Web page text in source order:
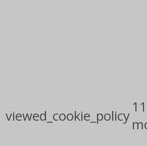
viewed_cookie_policy
11